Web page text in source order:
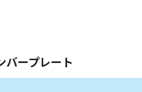
バープレート